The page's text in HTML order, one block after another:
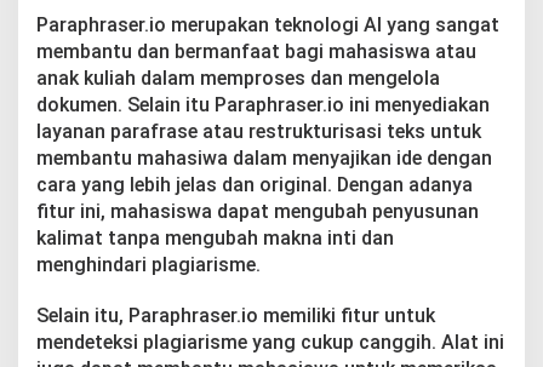
Paraphraser.io merupakan teknologi AI yang sangat
membantu dan bermanfaat bagi mahasiswa atau
anak kuliah dalam memproses dan mengelola
dokumen. Selain itu Paraphraser.io ini menyediakan
layanan parafrase atau restrukturisasi teks untuk
membantu mahasiwa dalam menyajikan ide dengan
cara yang lebih jelas dan original. Dengan adanya
fitur ini, mahasiswa dapat mengubah penyusunan
kalimat tanpa mengubah makna inti dan
menghindari plagiarisme.
Selain itu, Paraphraser.io memiliki fitur untuk
mendeteksi plagiarisme yang cukup canggih. Alat ini